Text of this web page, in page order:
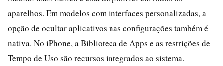
aparelhos. Em modelos com interfaces personalizadas, a
opção de ocultar aplicativos nas configurações também é
nativa. No iPhone, a Biblioteca de Apps e as restrições de
Tempo de Uso são recursos integrados ao sistema.